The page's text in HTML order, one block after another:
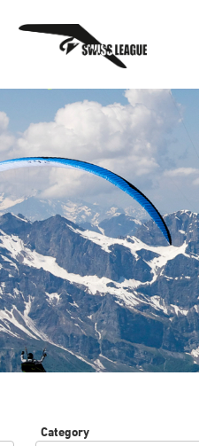
Category